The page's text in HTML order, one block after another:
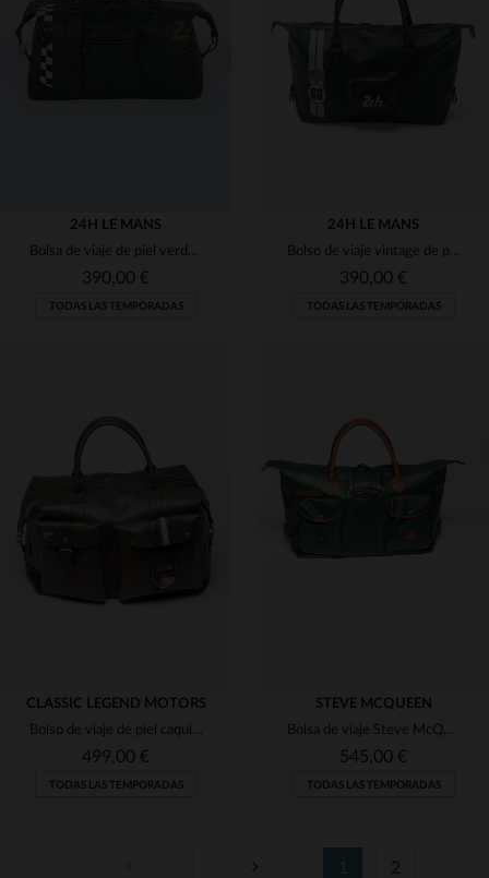
TALLAS DISPONIBLES
24H LE MANS
Bolsa de viaje de piel verde con damero racing
390,00 €
TODAS LAS TEMPORADAS
TALLAS DISPONIBLES
24H LE MANS
Bolso de viaje vintage de piel verde Le Mans 66
390,00 €
TODAS LAS TEMPORADAS
CLASSIC LEGEND MOTORS
Bolso de viaje de piel caqui oscuro para hombre
499,00 €
TODAS LAS TEMPORADAS
STEVE MCQUEEN
Bolsa de viaje Steve McQueen en cuero verde pino
545,00 €
TODAS LAS TEMPORADAS
2